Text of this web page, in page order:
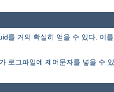
를 거의 확실히 얻을 수 있다. 이
로그파일에 제어문자를 넣을 수